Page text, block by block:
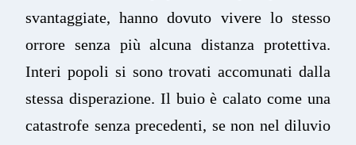
svantaggiate, hanno dovuto vivere lo stesso
orrore senza più alcuna distanza protettiva.
Interi popoli si sono trovati accomunati dalla
stessa disperazione. Il buio è calato come una
catastrofe senza precedenti, se non nel diluvio